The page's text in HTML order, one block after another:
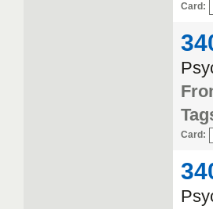
Card:
Card: